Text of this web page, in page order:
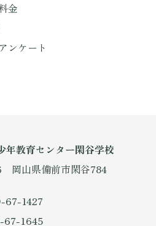
金
ンケート
年教育センター閑谷学校
岡山県備前市閑谷784
67-1427
67-1645